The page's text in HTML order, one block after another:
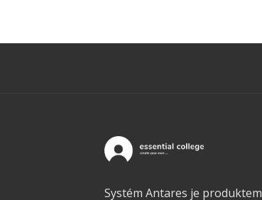
Systém Antares je produktem